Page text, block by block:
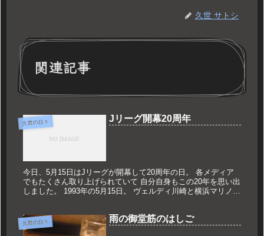
久世 サトシ
関連記事
久世の日々 Jリーグ開幕20周年
今日、5月15日はJリーグが開幕して20周年の日。 各メディア
でもたくさん取り上げられていて 自分自身もこの20年を思い出
しました。 1993年の5月15日。 ヴェルディ川崎と横浜マリノス
久世の日々 雨の御堂筋のはしご